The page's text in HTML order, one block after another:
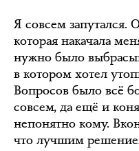
Я совсем запутался.
которая накачала
нужно было
в котором хотел
Вопросов было всё
совсем, да ещё и
непонятно кому.
что лучшим